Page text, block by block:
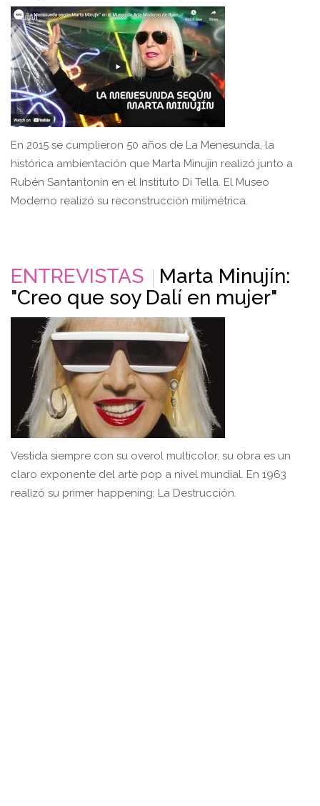
En 2015 se cumplieron 50 años de La Menesunda, la
histórica ambientación que Marta Minujín realizó junto a
Rubén Santantonín en el Instituto Di Tella. El Museo
Moderno realizó su reconstrucción milimétrica.
ENTREVISTAS
Marta Minujín:
"Creo que soy Dalí en mujer"
Vestida siempre con su overol multicolor, su obra es un
claro exponente del arte pop a nivel mundial. En 1963
realizó su primer happening: La Destrucción.